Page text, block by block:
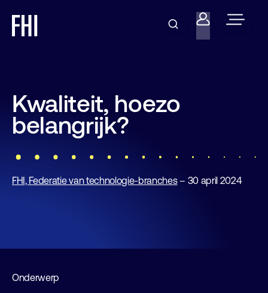
Kwaliteit, hoezo
belangrijk?
FHI, Federatie van technologie-branches– 30 april 2024
Onderwerp